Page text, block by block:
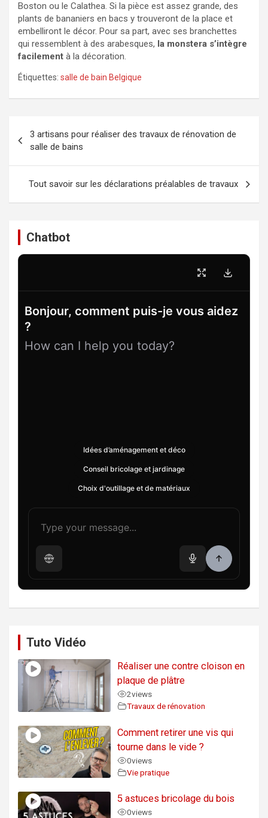
Boston ou le Calathea. Si la pièce est assez grande, des
plants de bananiers en bacs y trouveront de la place et
embelliront le décor. Pour sa part, avec ses branchettes
qui ressemblent à des arabesques, la monstera s’intègre
facilement à la décoration.
Étiquettes: salle de bain Belgique
de
l’article
3 artisans pour réaliser des travaux de rénovation de
salle de bains
Tout savoir sur les déclarations préalables de travaux
Chatbot
Bonjour, comment puis-je vous aidez
?
How can I help you today?
Idées d’aménagement et déco
Conseil bricolage et jardinage
Choix d'outillage et de matériaux
Tuto Vidéo
Réaliser une contre cloison en
plaque de plâtre
2views
Travaux de rénovation
Comment retirer une vis qui
tourne dans le vide ?
0views
Vie pratique
5 astuces bricolage du bois
0views